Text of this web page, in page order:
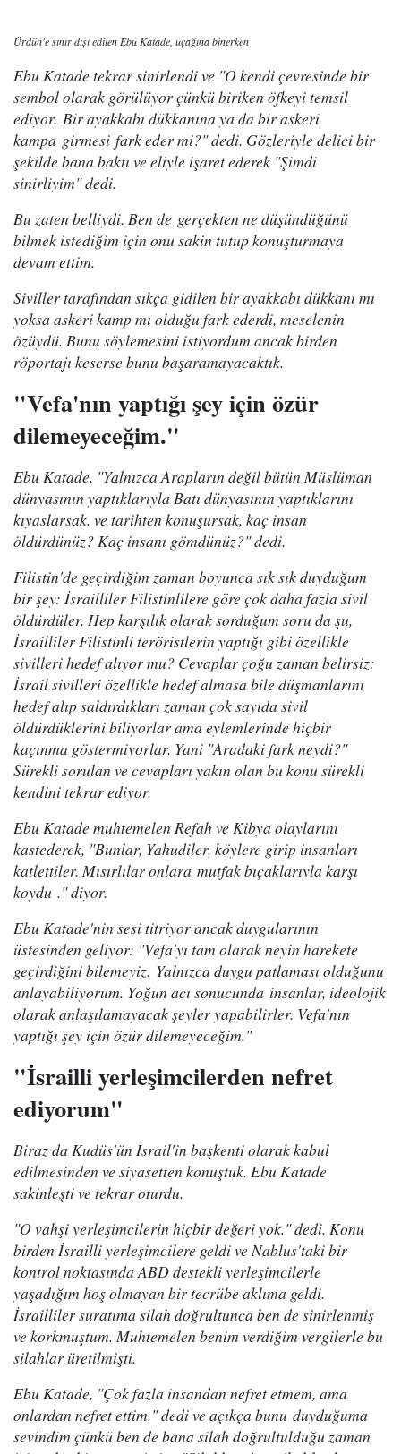
Ürdün'e sınır dışı edilen Ebu Katade, uçağına binerken
Ebu Katade tekrar sinirlendi ve "O kendi çevresinde bir
sembol olarak görülüyor çünkü biriken öfkeyi temsil
ediyor. Bir ayakkabı dükkanına ya da bir askeri
kampa girmesi fark eder mi?" dedi. Gözleriyle delici bir
şekilde bana baktı ve eliyle işaret ederek "Şimdi
sinirliyim" dedi.
Bu zaten belliydi. Ben de gerçekten ne düşündüğünü
bilmek istediğim için onu sakin tutup konuşturmaya
devam ettim.
Siviller tarafından sıkça gidilen bir ayakkabı dükkanı mı
yoksa askeri kamp mı olduğu fark ederdi, meselenin
özüydü. Bunu söylemesini istiyordum ancak birden
röportajı keserse bunu başaramayacaktık.
"Vefa'nın yaptığı şey için özür
dilemeyeceğim."
Ebu Katade, "Yalnızca Arapların değil bütün Müslüman
dünyasının yaptıklarıyla Batı dünyasının yaptıklarını
kıyaslarsak. ve tarihten konuşursak, kaç insan
öldürdünüz? Kaç insanı gömdünüz?" dedi.
Filistin'de geçirdiğim zaman boyunca sık sık duyduğum
bir şey: İsrailliler Filistinlilere göre çok daha fazla sivil
öldürdüler. Hep karşılık olarak sorduğum soru da şu,
İsrailliler Filistinli teröristlerin yaptığı gibi özellikle
sivilleri hedef alıyor mu? Cevaplar çoğu zaman belirsiz:
İsrail sivilleri özellikle hedef almasa bile düşmanlarını
hedef alıp saldırdıkları zaman çok sayıda sivil
öldürdüklerini biliyorlar ama eylemlerinde hiçbir
kaçınma göstermiyorlar. Yani "Aradaki fark neydi?"
Sürekli sorulan ve cevapları yakın olan bu konu sürekli
kendini tekrar ediyor.
Ebu Katade muhtemelen Refah ve Kibya olaylarını
kastederek, "Bunlar, Yahudiler, köylere girip insanları
katlettiler. Mısırlılar onlara mutfak bıçaklarıyla karşı
koydu ." diyor.
Ebu Katade'nin sesi titriyor ancak duygularının
üstesinden geliyor: "Vefa'yı tam olarak neyin harekete
geçirdiğini bilemeyiz. Yalnızca duygu patlaması olduğunu
anlayabiliyorum. Yoğun acı sonucunda insanlar, ideolojik
olarak anlaşılamayacak şeyler yapabilirler. Vefa'nın
yaptığı şey için özür dilemeyeceğim."
"İsrailli yerleşimcilerden nefret
ediyorum"
Biraz da Kudüs'ün İsrail'in başkenti olarak kabul
edilmesinden ve siyasetten konuştuk. Ebu Katade
sakinleşti ve tekrar oturdu.
"O vahşi yerleşimcilerin hiçbir değeri yok." dedi. Konu
birden İsrailli yerleşimcilere geldi ve Nablus'taki bir
kontrol noktasında ABD destekli yerleşimcilerle
yaşadığım hoş olmayan bir tecrübe aklıma geldi.
İsrailliler suratıma silah doğrultunca ben de sinirlenmiş
ve korkmuştum. Muhtemelen benim verdiğim vergilerle bu
silahlar üretilmişti.
Ebu Katade, "Çok fazla insandan nefret etmem, ama
onlardan nefret ettim." dedi ve açıkça bunu duyduğuma
sevindim çünkü ben de bana silah doğrultulduğu zaman